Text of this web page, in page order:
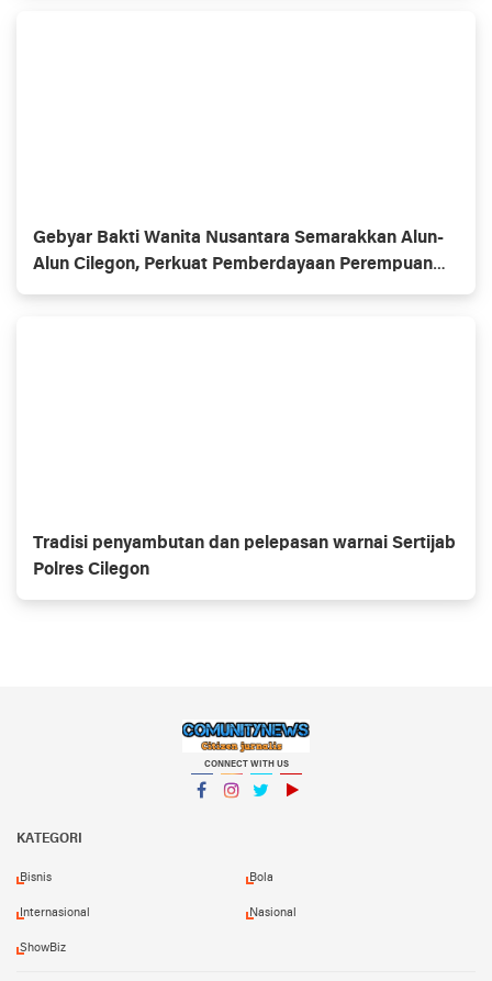
Gebyar Bakti Wanita Nusantara Semarakkan Alun-
Alun Cilegon, Perkuat Pemberdayaan Perempuan
dan UMKM
Tradisi penyambutan dan pelepasan warnai Sertijab
Polres Cilegon
CONNECT WITH US
KATEGORI
Bisnis Bola
Internasional Nasional
ShowBiz